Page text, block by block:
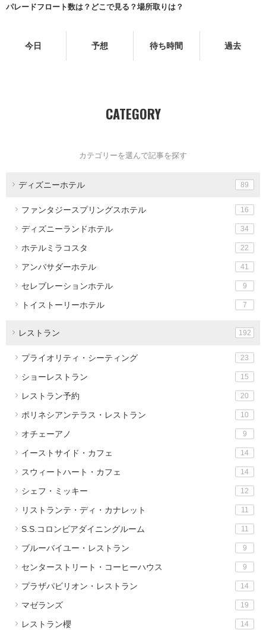
パレードフロート数は？どこで見る？場所取りは？
今日 予想 待ち時間 過去
CATEGORY
カテゴリーを選んで記事を探す
ディズニーホテル 89
ファンタジースプリングスホテル 16
ディズニーランドホテル 34
ホテルミラコスタ 22
アンバサダーホテル 41
セレブレーションホテル 9
トイストーリーホテル 7
レストラン 192
プライオリティ・シーティング 23
ショーレストラン 15
レストラン予約 20
ポリネシアンテラス・レストラン 10
オチェーアノ 9
イーストサイド・カフェ 14
スウィートハート・カフェ 14
シェフ・ミッキー 12
リストランテ・ディ・カナレット 11
S.S.コロンビアダイニングルーム 11
ブルーバイユー・レストラン 9
センターストリート・コーヒーハウス 9
プラザパビリオン・レストラン 14
マゼランズ 19
レストラン櫻 14